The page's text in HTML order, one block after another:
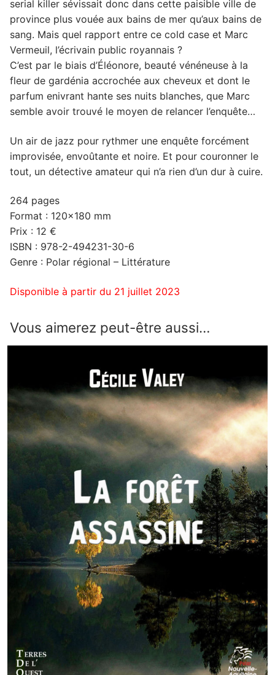
serial killer sévissait donc dans cette paisible ville de
province plus vouée aux bains de mer qu’aux bains de
sang. Mais quel rapport entre ce cold case et Marc
Vermeuil, l’écrivain public royannais ?
C’est par le biais d’Éléonore, beauté vénéneuse à la
fleur de gardénia accrochée aux cheveux et dont le
parfum enivrant hante ses nuits blanches, que Marc
semble avoir trouvé le moyen de relancer l’enquête…
Un air de jazz pour rythmer une enquête forcément
improvisée, envoûtante et noire. Et pour couronner le
tout, un détective amateur qui n’a rien d’un dur à cuire.
264 pages
Format : 120×180 mm
Prix : 12 €
ISBN : 978-2-494231-30-6
Genre : Polar régional – Littérature
Disponible à partir du 21 juillet 2023
Vous aimerez peut-être aussi…